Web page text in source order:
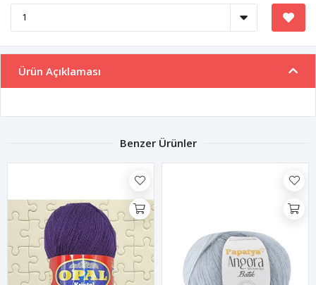
Ürün Açıklaması
Benzer Ürünler